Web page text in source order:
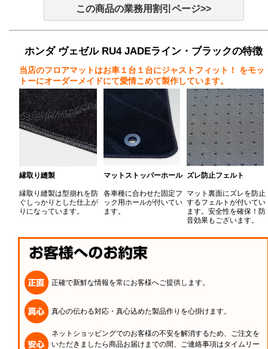
この商品の業務用割引ページ>>
ホンダ ヴェゼル RU4 JADEライン・ブラックの特徴
当店のフロアマットはお車１台１台にジャストフィット！
をモッ
トーにオーダーメイドにて愛情こめて製作しています。
縁取り縫製
縁取り縫製は型崩れを防
ぐしっかりとした仕上が
りになっています。
マットストッパーホール
各車種に合わせた固定フ
ック用ホールが付いてい
ます。
ズレ防止フェルト
マット裏面にズレを防止
するフェルトが付いてい
ます。安全性を確保！防
音効果もございます。
正確で新鮮な情報を常にお客様へご提供します。
真心の伝わる対応・真心込めた製品作りを心掛けます。
ネットショッピングでのお客様の不安を解消するため、ご注文を
いただきましたら商品お届けまでの間、ご連絡事項はタイムリー